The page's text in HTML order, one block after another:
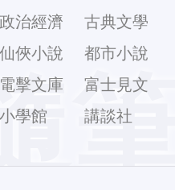
筆
政治經濟
古典文學
仙俠小說
都市小說
電擊文庫
富士見文
庫
小學館
講談社